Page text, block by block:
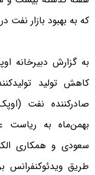
که به بهبود بازار نفت در سال ۲۰۲۱
به گزارش دبیرخانه
کاهش تولید
بهمن‌ماه به ریاست
سعودی و همکاری
طریق ویدئوکنفرانس